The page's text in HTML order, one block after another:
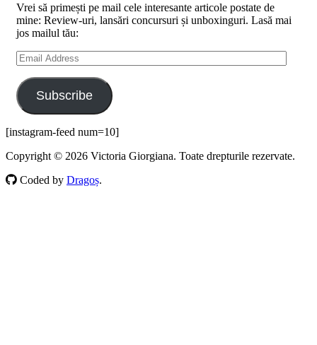
Vrei să primești pe mail cele interesante articole postate de
mine: Review-uri, lansări concursuri și unboxinguri. Lasă mai
jos mailul tău:
Email
Address
Subscribe
[instagram-feed num=10]
Copyright © 2026 Victoria Giorgiana. Toate drepturile rezervate.
Coded by Dragoș.